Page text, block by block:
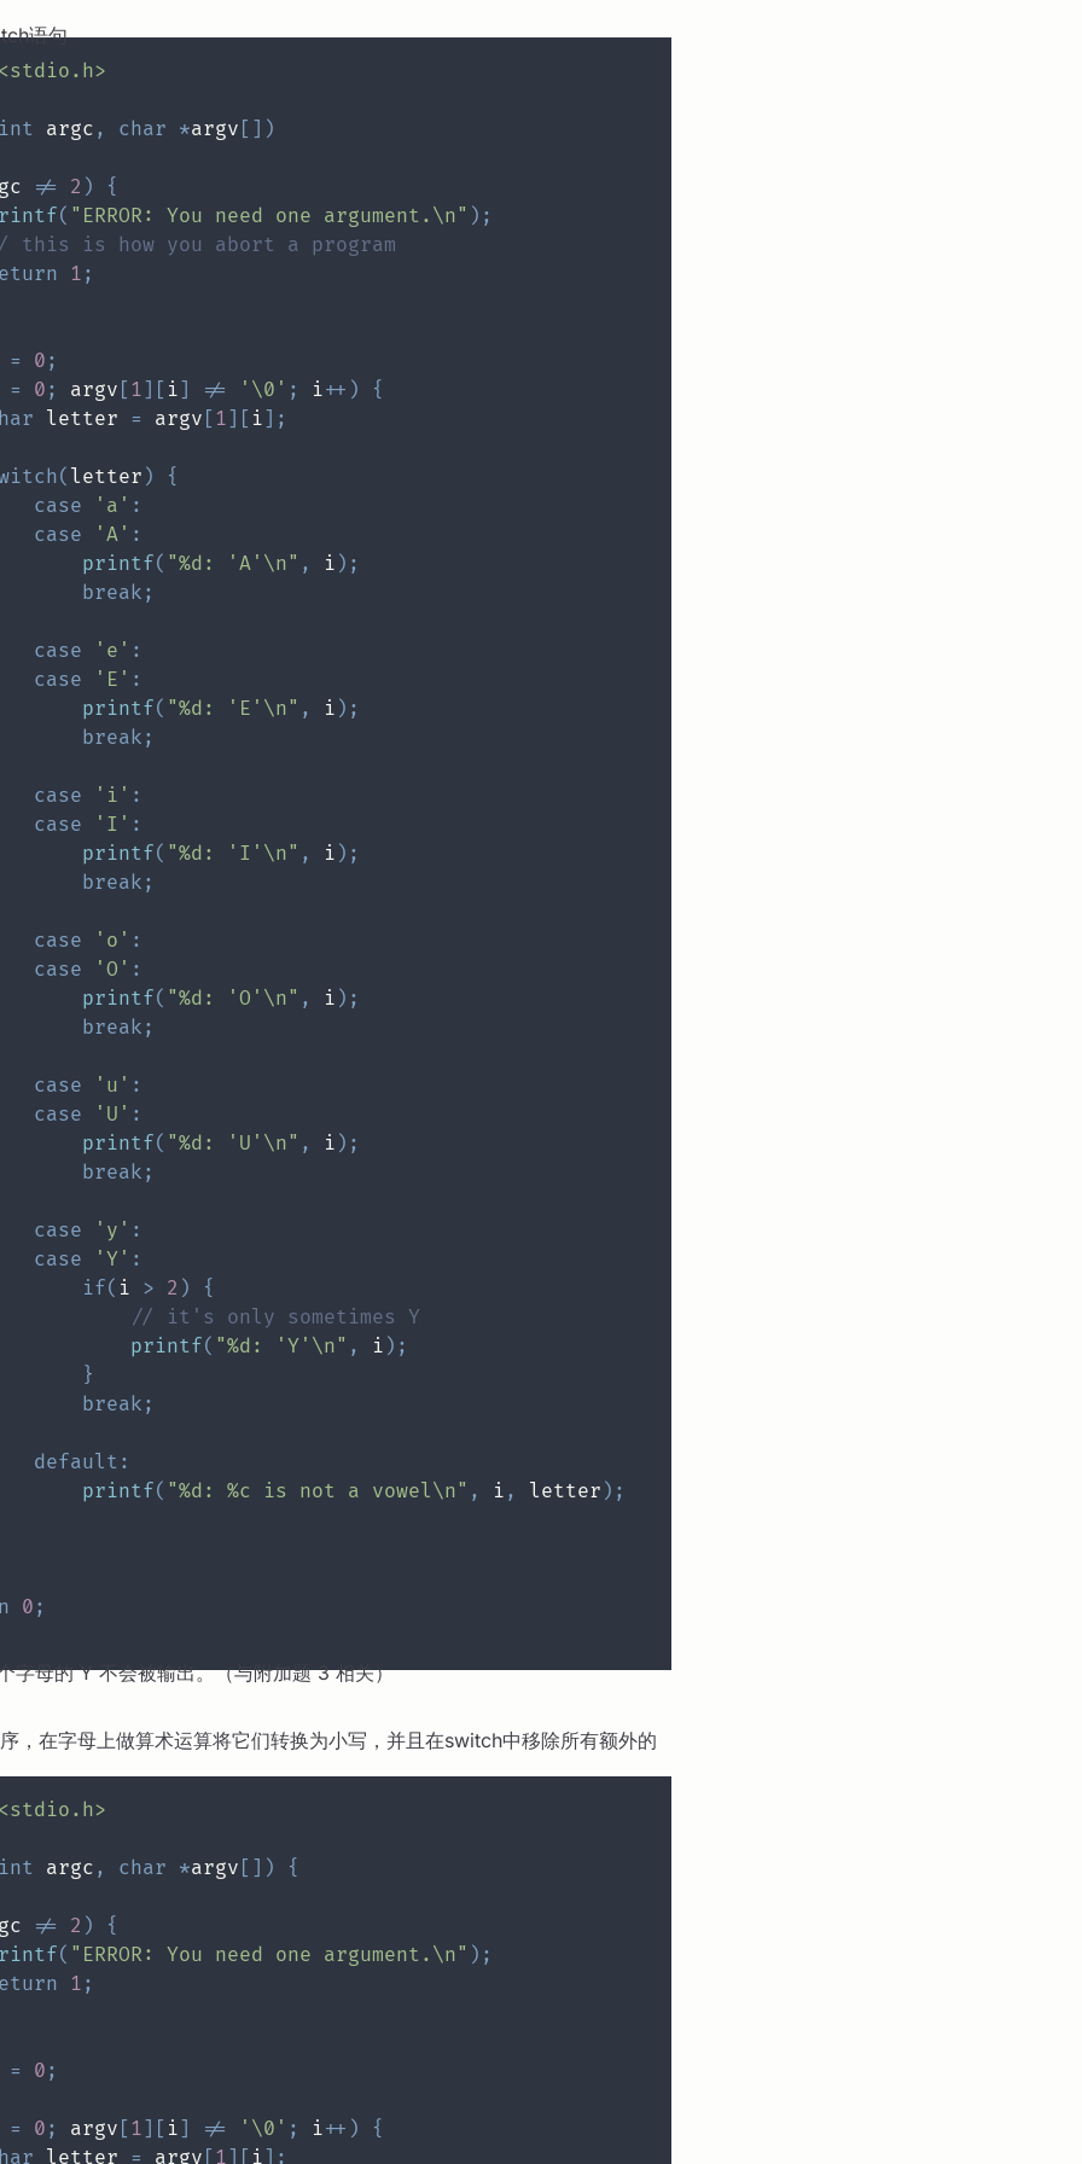
语句
<stdio.h>
int argc , char *argv
)
!= 2 )
{
( "ERROR: You need one argument.\n" ) ;
this is how you abort a program
1 ;
= 0 ;
= 0 ; argv 1 i != '\0' ; i++ )
{
letter = argv 1 i ;
( letter )
{
case
'a' :
case
'A' :
printf( "%d: 'A'\n" , i ) ;
break ;
case 'e' :
case
'E' :
printf( "%d: 'E'\n" , i ) ;
break ;
case 'i' :
case
'I' :
printf( "%d: 'I'\n" , i ) ;
break ;
case 'o' :
case
'O' :
printf( "%d: 'O'\n" , i ) ;
break ;
case 'u' :
case
'U' :
printf( "%d: 'U'\n" , i ) ;
break ;
case 'y' :
case
'Y' :
if( i > 2 )
{
// it's only sometimes Y
printf( "%d: 'Y'\n" , i ) ;
}
break ;
default :
printf( "%d: %c is not a vowel\n" , i , letter ) ;
0 ;
字母的 Y 不会被输出。（与附加题 3 相关）
，在字母上做算术运算将它们转换为小写，并且在switch中移除所有额外的
<stdio.h>
int argc , char *argv ) {
!= 2 )
{
( "ERROR: You need one argument.\n" ) ;
1 ;
= 0 ;
= 0 ; argv 1 i != '\0' ; i++ )
{
letter = argv 1 i ;